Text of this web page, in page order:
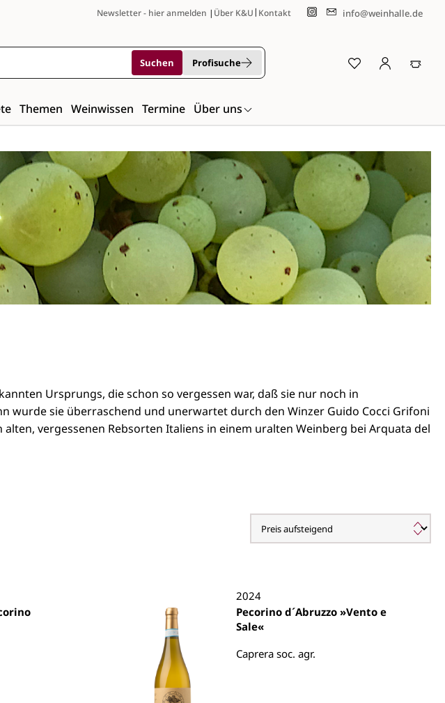
Newsletter - hier anmelden | Über K&U| Kontakt info@weinhalle.de
Suchen Profisuche
Themen Weinwissen Termine Über uns
Ursprungs, die schon so vergessen war, daß sie nur noch in
wurde sie überraschend und unerwartet durch den Winzer Guido Cocci Grifoni
alten, vergessenen Rebsorten Italiens in einem uralten Weinberg bei Arquata del
2024
Pecorino d´Abruzzo »Vento e
Sale«
Caprera soc. agr.